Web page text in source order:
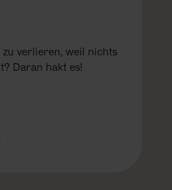
verlieren, weil nichts
Daran hakt es!